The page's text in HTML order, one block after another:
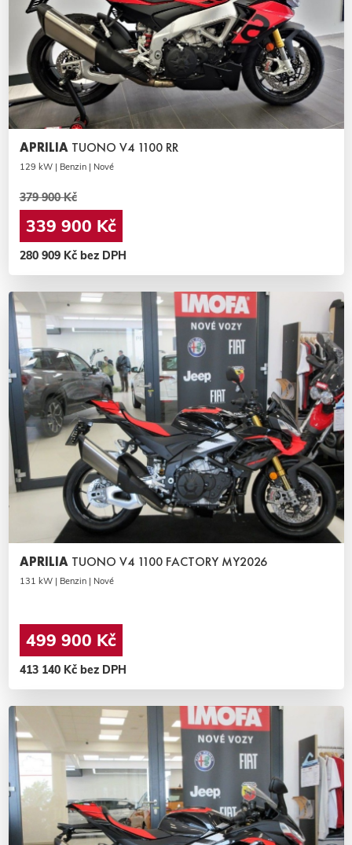
APRILIA TUONO V4 1100 RR
129 kW | Benzin | Nové
379 900 Kč
339 900 Kč
280 909 Kč bez DPH
APRILIA TUONO V4 1100 FACTORY MY2026
131 kW | Benzin | Nové
499 900 Kč
413 140 Kč bez DPH